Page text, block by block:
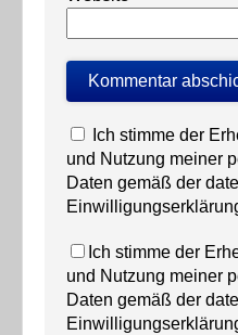
Ich stimme der
und Nutzung meiner
Daten gemäß der
Ich stimme der
und Nutzung meiner
Daten gemäß der